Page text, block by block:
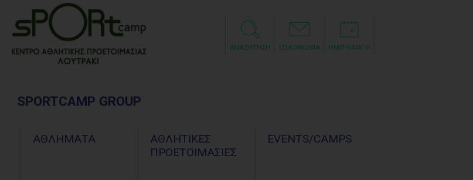
ΑΝΑΖΗΤΗΣΗ ΕΠΙΚΟΙΝΩΝΙΑ ΗΜΕΡΟΛΟΓΙΟ
SPORTCAMP GROUP
ΑΘΛΗΜΑΤΑ
ΑΘΛΗΤΙΚΕΣ
ΠΡΟΕΤΟΙΜΑΣΙΕΣ
EVENTS/CAMPS